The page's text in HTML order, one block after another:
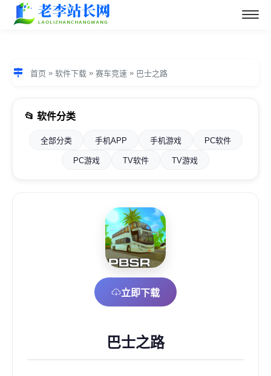
首页 » 软件下载 » 赛车竞速 » 巴士之路
📂 软件分类
全部分类 手机APP 手机游戏 PC软件
PC游戏 TV软件 TV游戏
立即下载
巴士之路